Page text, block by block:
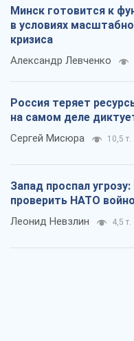
Минск готовится к
в условиях
кризиса
Александр Левченко
Россия теряет
на самом деле
Сергей Мисюра 10,5 т.
Запад проспал
проверить НАТО
Леонид Невзлин 4,5 т.